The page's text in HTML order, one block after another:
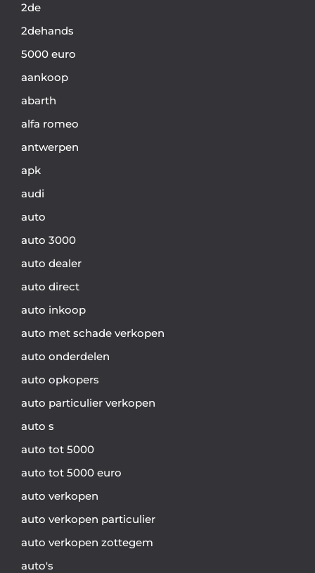
2de
2dehands
5000 euro
aankoop
abarth
alfa romeo
antwerpen
apk
audi
auto
auto 3000
auto dealer
auto direct
auto inkoop
auto met schade verkopen
auto onderdelen
auto opkopers
auto particulier verkopen
auto s
auto tot 5000
auto tot 5000 euro
auto verkopen
auto verkopen particulier
auto verkopen zottegem
auto's